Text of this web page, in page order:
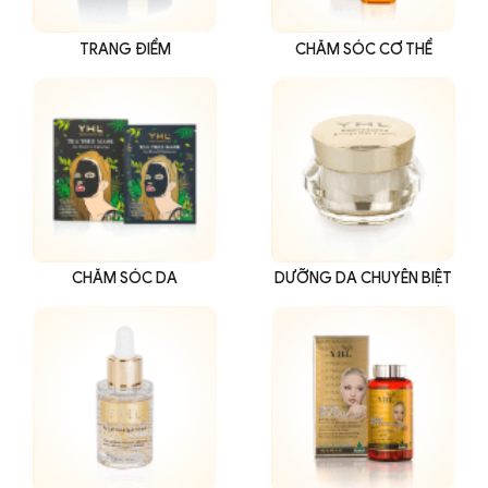
TRANG ĐIỂM CHĂM SÓC CƠ THỂ
CHĂM SÓC DA DƯỠNG DA CHUYÊN BIỆT